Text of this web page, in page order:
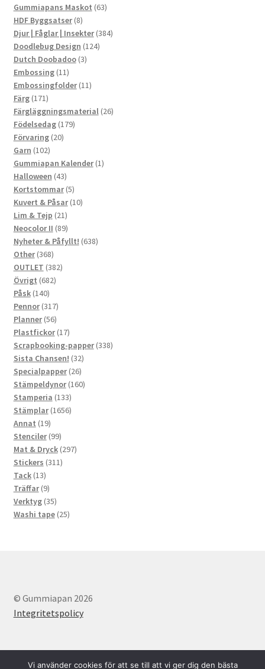
produkter
Gummiapans Maskot 6363
HDF Byggsatser 88
produkter
Djur | Fåglar | Insekter 384384
Doodlebug Design 124124
Dutch Doobadoo 33
Embossing 1111
produkter
Embossingfolder 1111
Färg 171171
produkter
Färgläggningsmaterial 2626
Födelsedag 179179
Förvaring 2020
Garn 102102
produkter
Gummiapan Kalender 11
Halloween 4343
produkter
Kortstommar 55
produkter
Kuvert & Påsar 1010
Lim & Tejp 2121
produkter
Neocolor II 8989
produkter
Nyheter & Påfyllt! 638638
Other 368368
produkter
OUTLET 382382
Övrigt 682682
Påsk 140140
produkter
Pennor 317317
produkter
Planner 5656
produkter
Plastfickor 1717
produkter
Scrapbooking-papper 338338
Sista Chansen! 3232
produkter
Specialpapper 2626
produkter
Stämpeldynor 160160
Stamperia 133133
produkter
Stämplar 16561656
Annat 1919
produkter
Stenciler 9999
produkter
Mat & Dryck 297297
Stickers 311311
Tack 1313
produkter
Träffar 99
produkter
Verktyg 3535
produkter
Washi tape 2525
© Gummiapan 2026
Integritetspolicy
Vi använder cookies för att se till att vi ger dig den bästa